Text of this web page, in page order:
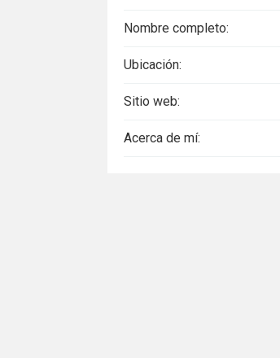
Nombre completo:
Ubicación:
Sitio web:
Acerca de mí: